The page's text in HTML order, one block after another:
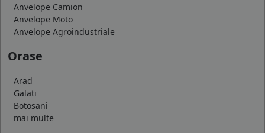
Anvelope Camion
Anvelope Moto
Anvelope Agroindustriale
Orase
Arad
Galati
Botosani
mai multe